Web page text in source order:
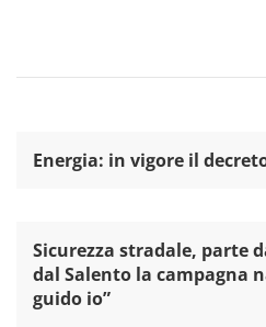
Energia: in vigore il
Sicurezza stradale, parte
dal Salento la campagna
guido io”